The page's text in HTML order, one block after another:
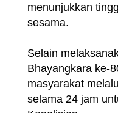
menunjukkan
sesama.
Selain
Bhayangkara ke-
masyarakat
selama 24 jam